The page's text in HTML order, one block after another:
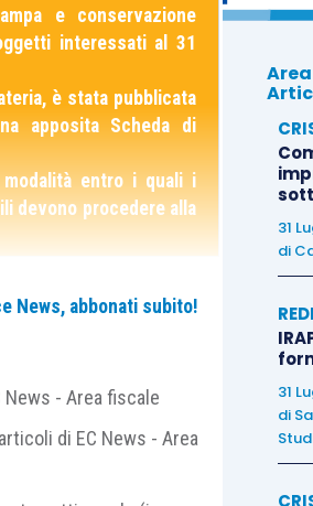
e conservazione
interessati al 31
è stata pubblicata
apposita Scheda di
entro i quali i
devono procedere alla
allastampa dei registri
dei redditi
della dichiarazione
News, abbonati subito!
- Area fiscale
di EC News - Area
31
di
31
di